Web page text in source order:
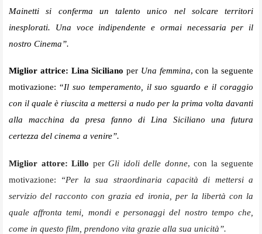
Mainetti si conferma un talento unico nel solcare territori
inesplorati. Una voce indipendente e ormai necessaria per il
nostro Cinema”.
Miglior attrice: Lina Siciliano per Una femmina, con la seguente
motivazione: “Il suo temperamento, il suo sguardo e il coraggio
con il quale è riuscita a mettersi a nudo per la prima volta davanti
alla macchina da presa fanno di Lina Siciliano una futura
certezza del cinema a venire”.
Miglior attore: Lillo per Gli idoli delle donne, con la seguente
motivazione: “Per la sua straordinaria capacità di mettersi a
servizio del racconto con grazia ed ironia, per la libertà con la
quale affronta temi, mondi e personaggi del nostro tempo che,
come in questo film, prendono vita grazie alla sua unicità”.